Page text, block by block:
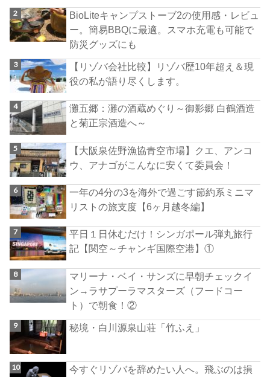
BioLiteキャンプストーブ2の使用感・レビュ
ー。簡易BBQに最適。スマホ充電も可能で
防災グッズにも
【リゾバ会社比較】リゾバ歴10年超え＆現
役の私が語り尽くします。
灘五郷：灘の酒蔵めぐり～御影郷 白鶴酒造
と菊正宗酒造へ～
【大阪泉佐野漁協青空市場】クエ、アンコ
ウ、アナゴがこんなに安くて委員会！
一年の4分の3を海外で過ごす節約系ミニマ
リストの旅支度【6ヶ月越冬編】
平日１日休むだけ！シンガポール弾丸旅行
記【関空～チャンギ国際空港】①
マリーナ・ベイ・サンズに早朝チェックイ
ン→ラサプーラマスターズ（フードコー
ト）で朝食！②
秘境・白川源泉山荘「竹ふえ」
今すぐリゾバを辞めたい人へ。飛ぶのは損